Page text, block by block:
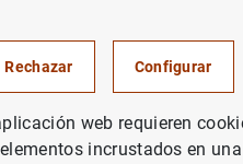
ECONÓMICA
Rechazar Configurar
web requieren
incrustados en